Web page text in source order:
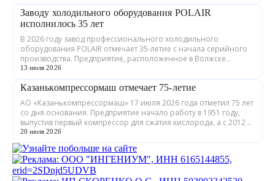
Заводу холодильного оборудования POLAIR
исполнилось 35 лет
В 2026 году завод профессионального холодильного
оборудования POLAIR отмечает 35-летие с начала серийного
производства. Предприятие, расположенное в Волжске
Республики Марий Эл, выпускает обору...
13 июля 2026
Казанькомпрессормаш отмечает 75-летие
АО «Казанькомпрессормаш» 17 июля 2026 года отметил 75 лет
со дня основания. Предприятие начало работу в 1951 году,
выпустив первый компрессор для сжатия кислорода, а с 2012
года входит в состав...
20 июля 2026